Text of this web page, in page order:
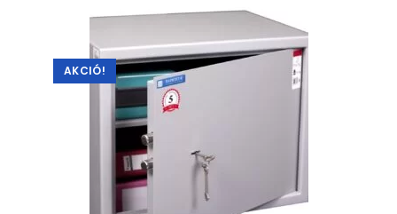
AKCIÓ!